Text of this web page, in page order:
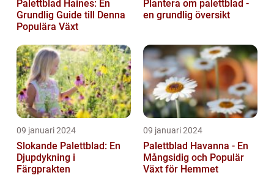
Palettblad Haines: En
Grundlig Guide till Denna
Populära Växt
Plantera om palettblad -
en grundlig översikt
09 januari 2024
Slokande Palettblad: En
Djupdykning i
Färgprakten
09 januari 2024
Palettblad Havanna - En
Mångsidig och Populär
Växt för Hemmet